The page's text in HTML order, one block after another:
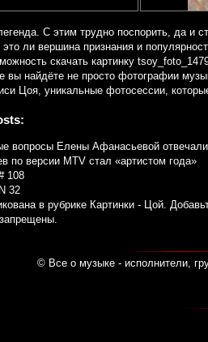
С этим трудно поспорить, да и
ли вершина признания и
скачать картинку
вы найдёте не просто фотографии
Цоя, уникальные фотосессии,
вопросы Елены Афанасьевой
по версии MTV стал «артистом года»
108
32
в рубрике Картинки - Цой.
© Все о музыке - исполнители,